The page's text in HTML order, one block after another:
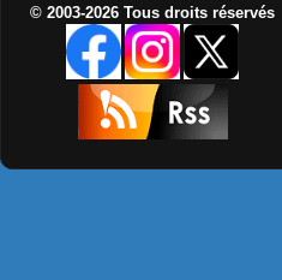
© 2003-2026 Tous droits réservés